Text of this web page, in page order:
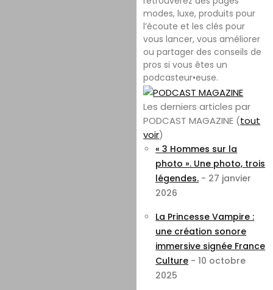
modes, luxe, produits pour
l’écoute et les clés pour
vous lancer, vous améliorer
ou partager des conseils de
pros si vous êtes un
podcasteur•euse.
Les derniers articles par
PODCAST MAGAZINE (tout
voir)
« 3 Hommes sur la
photo ». Une photo, trois
légendes. - 27 janvier
2026
La Princesse Vampire :
une création sonore
immersive signée France
Culture - 10 octobre
2025